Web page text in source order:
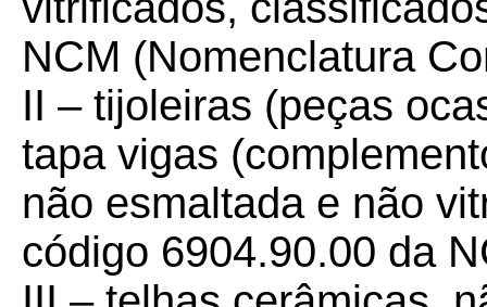
NCM (Nomenclatura
II – tijoleiras (peças
tapa vigas
não esmaltada e não
código 6904.90.00 da